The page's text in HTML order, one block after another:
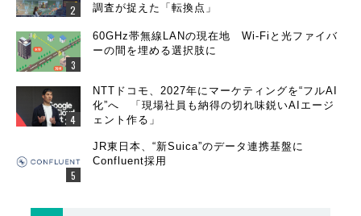
調査が捉えた「転換点」
60GHz帯無線LANの現在地 Wi-Fiと光ファイバ
ーの間を埋める選択肢に
NTTドコモ、2027年にマーケティングを“フルAI
化”へ 「現場社員も納得の切れ味鋭いAIエージ
ェント作る」
JR東日本、“新Suica”のデータ連携基盤に
Confluent採用